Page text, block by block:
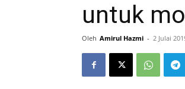
untuk
Oleh Amirul Hazmi - 2 Julai